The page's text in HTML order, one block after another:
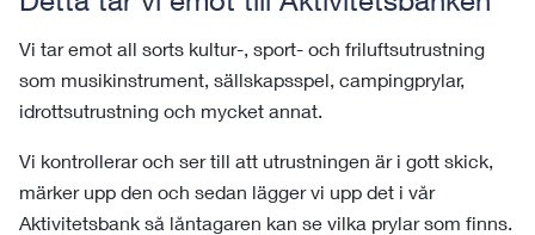
Vi tar emot all sorts kultur-, sport- och friluftsutrustning
som musikinstrument, sällskapsspel, campingprylar,
idrottsutrustning och mycket annat.
Vi kontrollerar och ser till att utrustningen är i gott skick,
märker upp den och sedan lägger vi upp det i vår
Aktivitetsbank så låntagaren kan se vilka prylar som finns.